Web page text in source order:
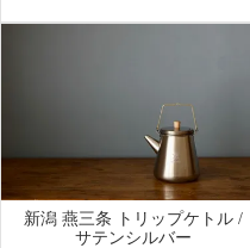
新潟 燕三条 トリップケトル /
サテンシルバー